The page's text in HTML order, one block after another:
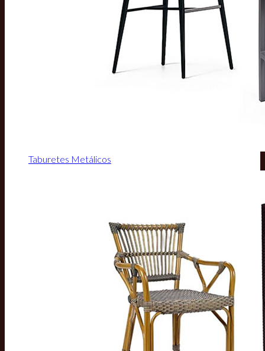
Taburetes Metálicos